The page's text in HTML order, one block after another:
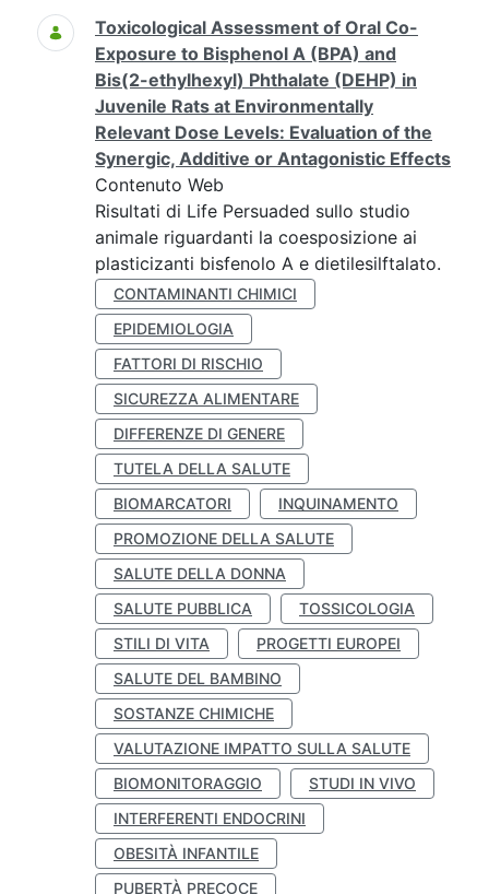
Toxicological Assessment of Oral Co-
Exposure to Bisphenol A (BPA) and
Bis(2-ethylhexyl) Phthalate (DEHP) in
Juvenile Rats at Environmentally
Relevant Dose Levels: Evaluation of the
Synergic, Additive or Antagonistic Effects
Contenuto Web
Risultati di Life Persuaded sullo studio
animale riguardanti la coesposizione ai
plasticizanti bisfenolo A e dietilesilftalato.
CONTAMINANTI CHIMICI
EPIDEMIOLOGIA
FATTORI DI RISCHIO
SICUREZZA ALIMENTARE
DIFFERENZE DI GENERE
TUTELA DELLA SALUTE
BIOMARCATORI
INQUINAMENTO
PROMOZIONE DELLA SALUTE
SALUTE DELLA DONNA
SALUTE PUBBLICA
TOSSICOLOGIA
STILI DI VITA
PROGETTI EUROPEI
SALUTE DEL BAMBINO
SOSTANZE CHIMICHE
VALUTAZIONE IMPATTO SULLA SALUTE
BIOMONITORAGGIO
STUDI IN VIVO
INTERFERENTI ENDOCRINI
OBESITÀ INFANTILE
PUBERTÀ PRECOCE